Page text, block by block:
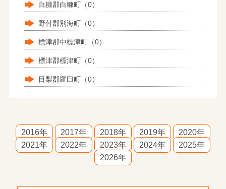
白糠郡白糠町（0）
野付郡別海町（0）
標津郡中標津町（0）
標津郡標津町（0）
目梨郡羅臼町（0）
2016年 2017年 2018年 2019年
2020年
2021年
2022年 2023年 2024年
2025年
2026年